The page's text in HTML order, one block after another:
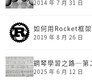
2014 年 7 月 31 日
如何用Rocket框
2019 年 8 月 26 日
鋼琴學習之路─第
2025 年 6 月 12 日